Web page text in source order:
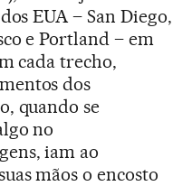
EUA – San Diego,
e Portland – em
cada trecho,
dos
quando se
no
iam ao
mãos o encosto